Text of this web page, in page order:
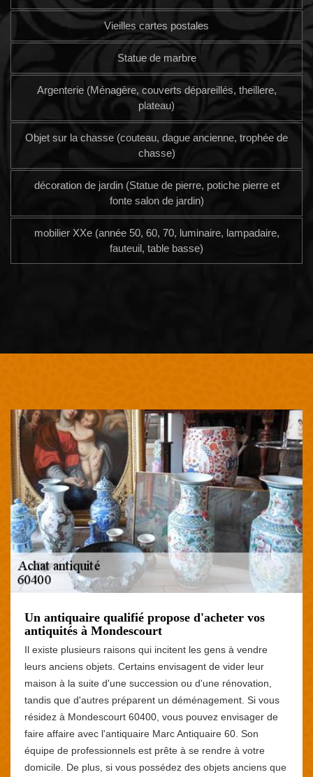
Vieilles cartes postales
Statue de marbre
Argenterie (Ménagère, couverts dépareillés, theillere,
plateau)
Objet sur la chasse (couteau, dague ancienne, trophée de
chasse)
décoration de jardin (Statue de pierre, potiche pierre et
fonte salon de jardin)
mobilier XXe (année 50, 60, 70, luminaire, lampadaire,
fauteuil, table basse)
Un antiquaire qualifié propose d'acheter vos
antiquités à Mondescourt
Il existe plusieurs raisons qui incitent les gens à vendre
leurs anciens objets. Certains envisagent de vider leur
maison à la suite d'une succession ou d'une rénovation,
tandis que d'autres préparent un déménagement. Si vous
résidez à Mondescourt 60400, vous pouvez envisager de
faire affaire avec l'antiquaire Marc Antiquaire 60. Son
équipe de professionnels est prête à se rendre à votre
domicile. De plus, si vous possédez des objets anciens que